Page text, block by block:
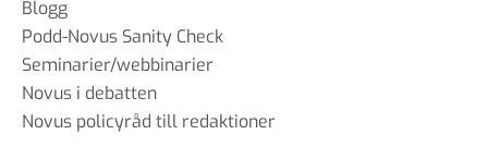
Blogg
Podd-Novus Sanity Check
Seminarier/webbinarier
Novus i debatten
Novus policyråd till redaktioner